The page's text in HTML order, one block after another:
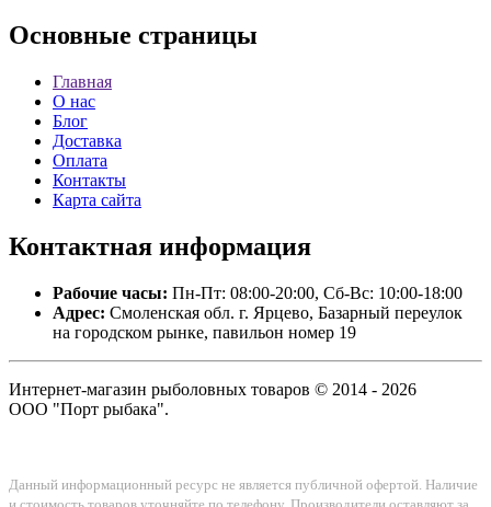
Основные страницы
Главная
О нас
Блог
Доставка
Оплата
Контакты
Карта сайта
Контактная информация
Рабочие часы: Пн-Пт: 08:00-20:00, Сб-Вс: 10:00-18:00
Адрес: Смоленская обл. г. Ярцево, Базарный переулок
на городском рынке, павильон номер 19
Интернет-магазин рыболовных товаров © 2014 - 2026
ООО "Порт рыбака".
Данный информационный ресурс не является публичной офертой. Наличие